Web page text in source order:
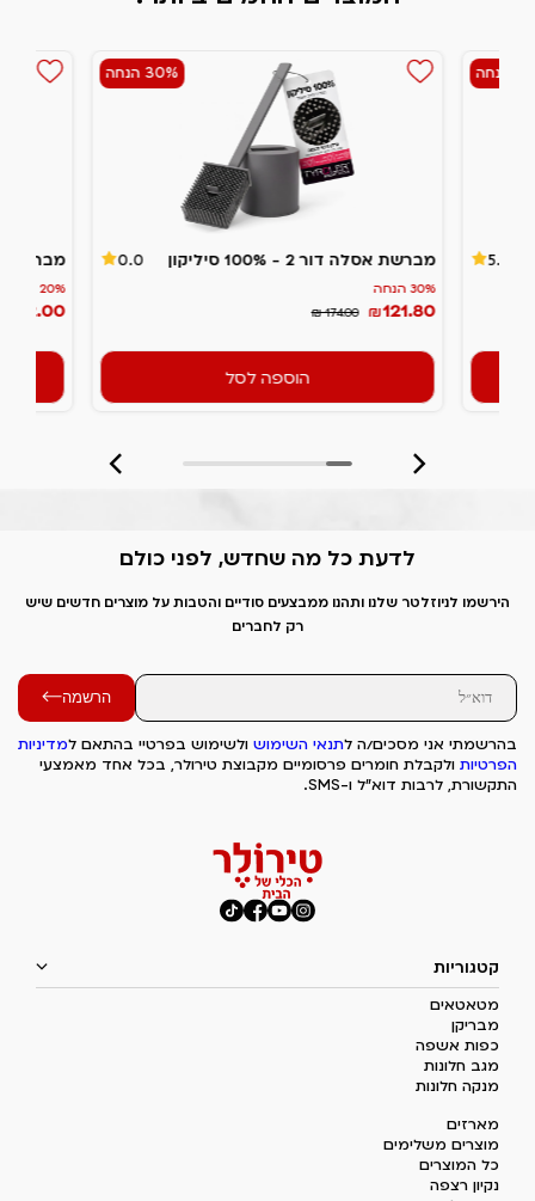
5.0
30% הנחה
מברשת אסלה דור 2 - 100% סיליקון 0.0
30% הנחה
₪121.80
₪ 174.00
הוספה לסל
מבריקן
20% הנחה
132.00
לדעת כל מה שחדש, לפני כולם
הירשמו לניוזלטר שלנו ותהנו ממבצעים סודיים והטבות על מוצרים חדשים שיש
רק לחברים
הרשמה
בהרשמתי אני מסכים/ה לתנאי השימוש ולשימוש בפרטיי בהתאם למדיניות
הפרטיות ולקבלת חומרים פרסומיים מקבוצת טירולר, בכל אחד מאמצעי
התקשורת, לרבות דוא"ל ו-SMS.
קטגוריות
מטאטאים
מבריקן
כפות אשפה
מגב חלונות
מנקה חלונות
מארזים
מוצרים משלימים
כל המוצרים
נקיון רצפה